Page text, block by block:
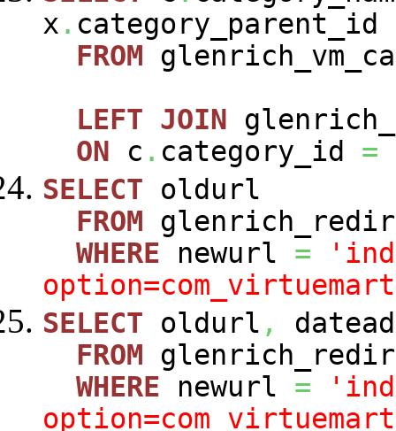
x . category_parent_id
FROM
LEFT JOIN
ON c . category_id =
SELECT oldurl
FROM
WHERE newurl =
SELECT oldurl ,
FROM
WHERE newurl =